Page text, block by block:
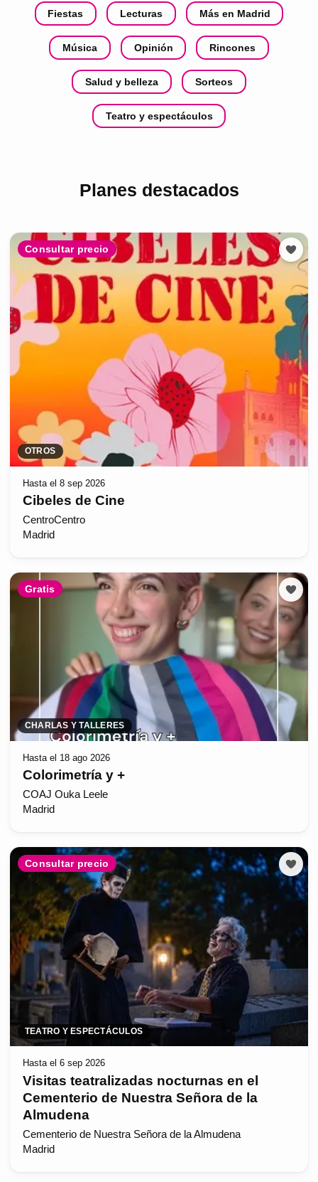
Fiestas Lecturas Más en Madrid
Música Opinión Rincones
Salud y belleza Sorteos
Teatro y espectáculos
Planes destacados
Consultar precio
OTROS
Hasta el 8 sep 2026
Cibeles de Cine
CentroCentro
Madrid
Gratis
CHARLAS Y TALLERES
Hasta el 18 ago 2026
Colorimetría y +
COAJ Ouka Leele
Madrid
Consultar precio
TEATRO Y ESPECTÁCULOS
Hasta el 6 sep 2026
Visitas teatralizadas nocturnas en el
Cementerio de Nuestra Señora de la
Almudena
Cementerio de Nuestra Señora de la Almudena
Madrid